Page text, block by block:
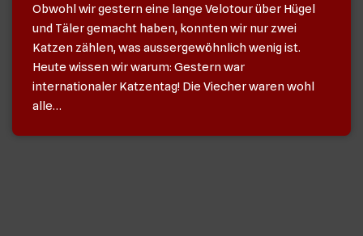
Obwohl wir gestern eine lange Velotour über Hügel
und Täler gemacht haben, konnten wir nur zwei
Katzen zählen, was aussergewöhnlich wenig ist.
Heute wissen wir warum: Gestern war
internationaler Katzentag! Die Viecher waren wohl
alle…